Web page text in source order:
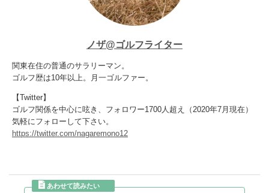
ノザ@ゴルフライター
関東在住の普通のサラリーマン。
ゴルフ歴は10年以上。月一ゴルファー。
【Twitter】
ゴルフ関係を中心に呟き、フォロワー1700人超え（2020年7月現在）
気軽にフォローして下さい。
https://twitter.com/nagaremono12